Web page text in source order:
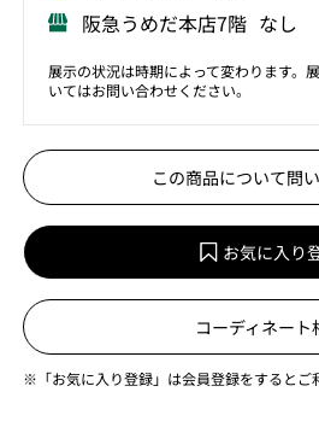
阪急うめだ本店7階 なし
展示の状況は時期によって変わります。
いてはお問い合わせください。
この商品について問
お気に入り
コーディネート
※「お気に入り登録」は会員登録をするとご